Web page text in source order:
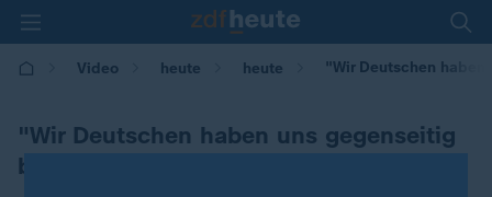
Video heute heute "Wir Deutschen
"Wir Deutschen haben uns gegenseitig
beschenkt"